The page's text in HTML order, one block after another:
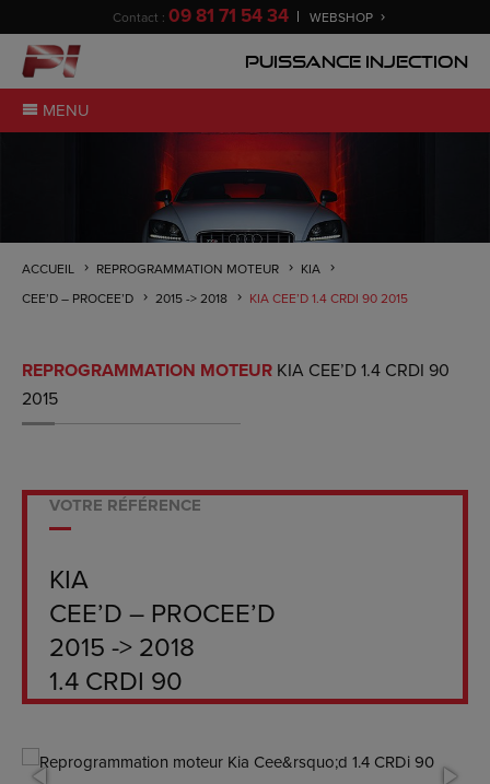
Contact : 09 81 71 54 34 WEBSHOP
Puissance Injection
MENU
ACCUEIL REPROGRAMMATION MOTEUR
KIA
CEE’D – PROCEE’D
2015 -> 2018 KIA CEE’D 1.4 CRDI 90 2015
REPROGRAMMATION MOTEUR KIA CEE’D 1.4 CRDI 90
2015
VOTRE RÉFÉRENCE
KIA
CEE’D – PROCEE’D
2015 -> 2018
1.4 CRDI 90